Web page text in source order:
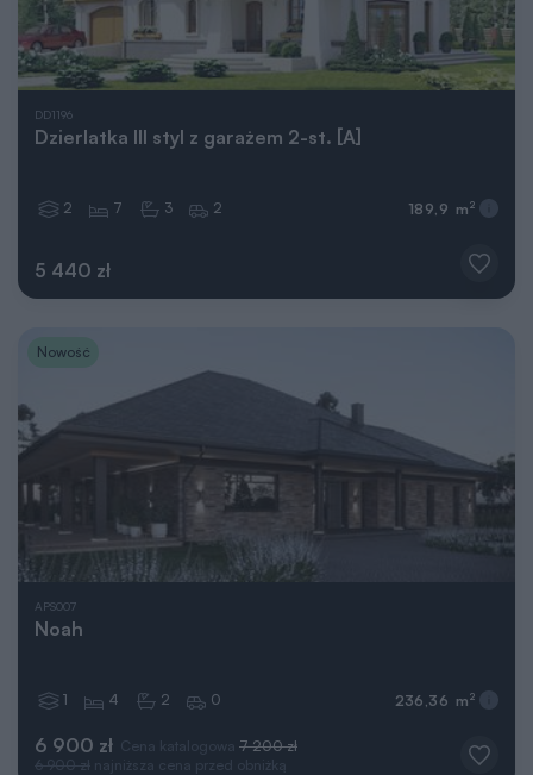
DD1196
Dzierlatka III styl z garażem 2-st. [A]
5 440 zł
2 7 3 2 189,9 m 2
Nowość
APS007
Noah
6 900 zł Cena katalogowa 7 200 zł
6 900 zł najniższa cena przed obniżką
1 4 2 0 236,36 m 2